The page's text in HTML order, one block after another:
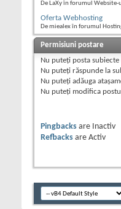
De LaXy în forumul Website-
Oferta Webhosting
De miealex în forumul
Permisiuni postare
Nu puteţi posta subiecte
Nu puteţi răspunde la
Nu puteţi adăuga
Nu puteţi modifica
Pingbacks are
Inactiv
Refbacks are Activ